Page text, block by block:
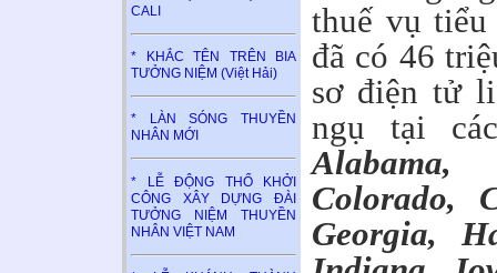
CALI
* KHẮC TÊN TRÊN BIA
TƯỞNG NIỆM (Việt Hải)
* LÀN SÓNG THUYỀN
NHÂN MỚI
* LỄ ĐỘNG THỔ KHỞI
CÔNG XÂY DỰNG ĐÀI
TƯỞNG NIỆM THUYỀN
NHÂN VIỆT NAM
thuế vụ tiểu
đã có 46
sơ điện tử
ngụ tại
Alabama,
Colorado,
Georgia,